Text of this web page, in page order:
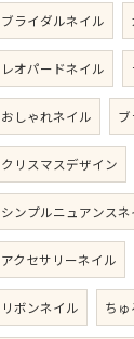
ブライダルネイル
レオパードネイル
おしゃれネイル
クリスマスデザイン
シンプルニュアンスネ
アクセサリーネイル
リボンネイル ち